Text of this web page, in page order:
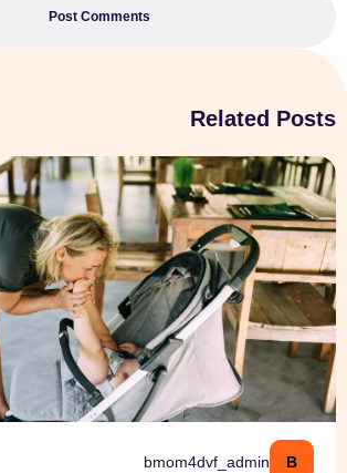
Post Comments
Related Posts
B
bmom4dvf_admin
טיולון לטיסה: החוויה המושלמת בטיסות עם תינוקות